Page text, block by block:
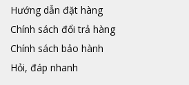
Hướng dẫn đặt hàng
Chính sách đổi trả hàng
Chính sách bảo hành
Hỏi, đáp nhanh